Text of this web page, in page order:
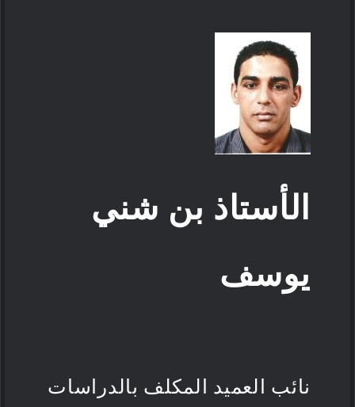
الأستاذ بن شني
يوسف
نائب العميد المكلف بالدراسات